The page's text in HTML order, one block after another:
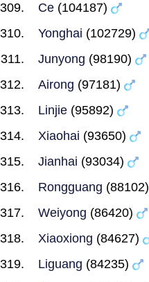
Ce (104187)
Yonghai (102729)
Junyong (98190)
Airong (97181)
Linjie (95892)
Xiaohai (93650)
Jianhai (93034)
Rongguang (88102)
Weiyong (86420)
Xiaoxiong (84627)
Liguang (84235)